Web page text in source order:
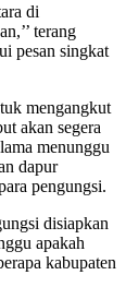
di
terang
pesan singkat
mengangkut
akan segera
menunggu
dapur
pengungsi.
disiapkan
apakah
kabupaten